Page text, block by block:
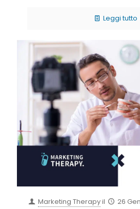
Leggi tutto
Marketing Therapyil 26